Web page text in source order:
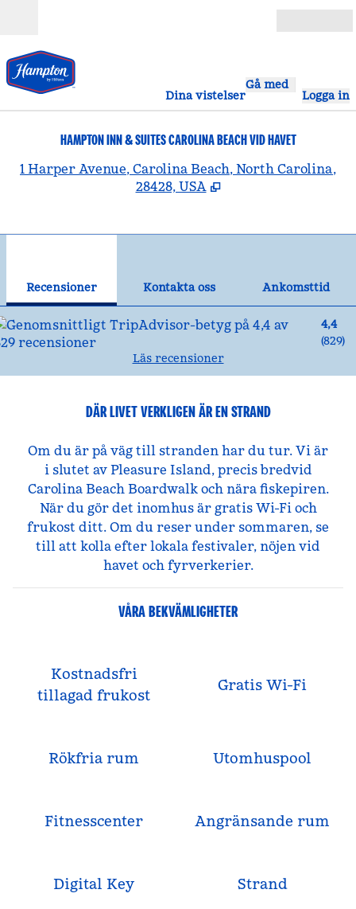
Dina vistelser
Gå med
Logga in
HAMPTON INN & SUITES CAROLINA BEACH VID HAVET
1 Harper Avenue, Carolina Beach, North Carolina,
28428, USA
Recensioner Kontakta oss
Ankomsttid
4,4
(829)
Läs recensioner
DÄR LIVET VERKLIGEN ÄR EN STRAND
Om du är på väg till stranden har du tur. Vi är
i slutet av Pleasure Island, precis bredvid
Carolina Beach Boardwalk och nära fiskepiren.
När du gör det inomhus är gratis Wi-Fi och
frukost ditt. Om du reser under sommaren, se
till att kolla efter lokala festivaler, nöjen vid
havet och fyrverkerier.
VÅRA BEKVÄMLIGHETER
Kostnadsfri
tillagad frukost
Gratis Wi-Fi
Rökfria rum Utomhuspool
Fitnesscenter Angränsande rum
Digital Key Strand